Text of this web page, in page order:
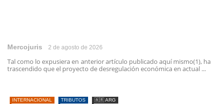
Mercojuris 2 de agosto de 2026
Tal como lo expusiera en anterior artículo publicado aquí mismo(1), ha
trascendido que el proyecto de desregulación económica en actual ...
INTERNACIONAL TRIBUTOS 🇦🇷 ARG